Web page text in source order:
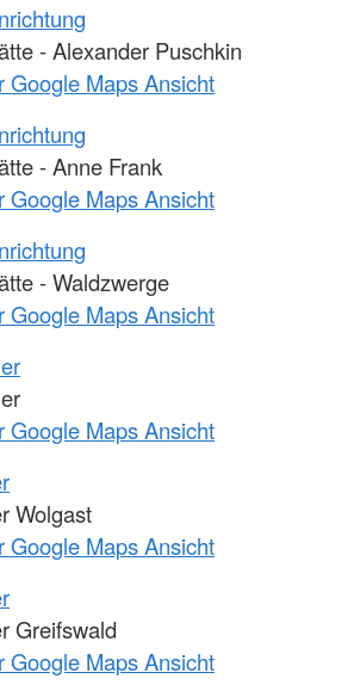
- Alexander Puschkin
Google Maps Ansicht
- Anne Frank
Google Maps Ansicht
- Waldzwerge
Google Maps Ansicht
Google Maps Ansicht
Wolgast
Google Maps Ansicht
Greifswald
Google Maps Ansicht